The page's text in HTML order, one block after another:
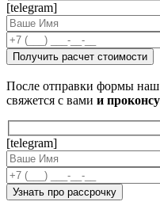
[telegram]
После отправки формы
свяжется с вами и
[telegram]